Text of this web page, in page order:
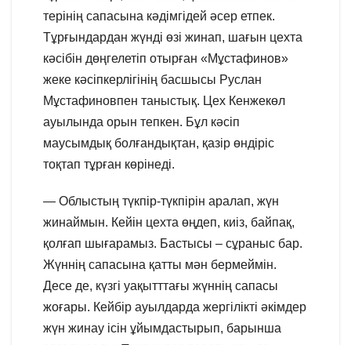
терінің сапасына кәдімгідей әсер етпек.
Тұрғындардан жүнді өзі жинап, шағын цехта
кәсібін дөңгелетіп отырған «Мұстафинов»
жеке кәсіпкерлігінің басшысы Руслан
Мұстафиновпен таныстық. Цех Кенжекөл
ауылында орын тепкен. Бұл кәсіп
маусымдық болғандықтан, қазір өндіріс
тоқтап тұрған көрінеді.
— Облыстың түкпір-түкпірін аралап, жүн
жинаймын. Кейін цехта өңдеп, киіз, байпақ,
қолғап шығарамыз. Бастысы – сұраныс бар.
Жүннің сапасына қатты мән бермеймін.
Десе де, күзгі уақытттағы жүннің сапасы
жоғары. Кейбір ауылдарда жергілікті әкімдер
жүн жинау ісін ұйымдастырып, барынша